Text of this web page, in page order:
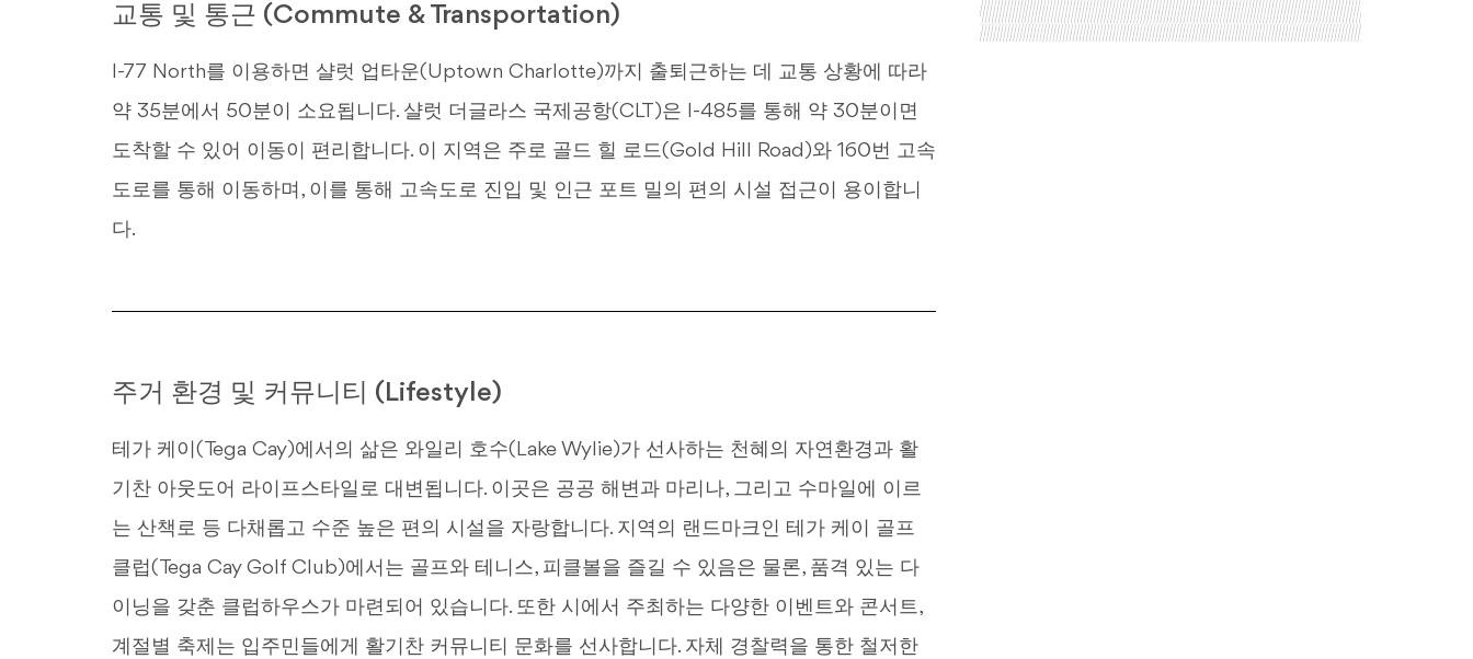
교통 및 통근 (Commute & Transportation)
I-77 North를 이용하면 샬럿 업타운(Uptown Charlotte)까지 출퇴근하는 데 교통 상황에 따라
약 35분에서 50분이 소요됩니다. 샬럿 더글라스 국제공항(CLT)은 I-485를 통해 약 30분이면
도착할 수 있어 이동이 편리합니다. 이 지역은 주로 골드 힐 로드(Gold Hill Road)와 160번 고속
도로를 통해 이동하며, 이를 통해 고속도로 진입 및 인근 포트 밀의 편의 시설 접근이 용이합니
다.
주거 환경 및 커뮤니티 (Lifestyle)
테가 케이(Tega Cay)에서의 삶은 와일리 호수(Lake Wylie)가 선사하는 천혜의 자연환경과 활
기찬 아웃도어 라이프스타일로 대변됩니다. 이곳은 공공 해변과 마리나, 그리고 수마일에 이르
는 산책로 등 다채롭고 수준 높은 편의 시설을 자랑합니다. 지역의 랜드마크인 테가 케이 골프
클럽(Tega Cay Golf Club)에서는 골프와 테니스, 피클볼을 즐길 수 있음은 물론, 품격 있는 다
이닝을 갖춘 클럽하우스가 마련되어 있습니다. 또한 시에서 주최하는 다양한 이벤트와 콘서트,
계절별 축제는 입주민들에게 활기찬 커뮤니티 문화를 선사합니다. 자체 경찰력을 통한 철저한